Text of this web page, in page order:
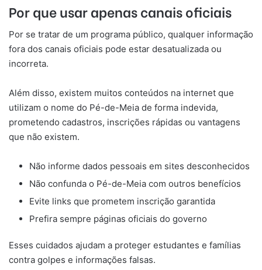
Por que usar apenas canais oficiais
Por se tratar de um programa público, qualquer informação
fora dos canais oficiais pode estar desatualizada ou
incorreta.
Além disso, existem muitos conteúdos na internet que
utilizam o nome do Pé-de-Meia de forma indevida,
prometendo cadastros, inscrições rápidas ou vantagens
que não existem.
Não informe dados pessoais em sites desconhecidos
Não confunda o Pé-de-Meia com outros benefícios
Evite links que prometem inscrição garantida
Prefira sempre páginas oficiais do governo
Esses cuidados ajudam a proteger estudantes e famílias
contra golpes e informações falsas.